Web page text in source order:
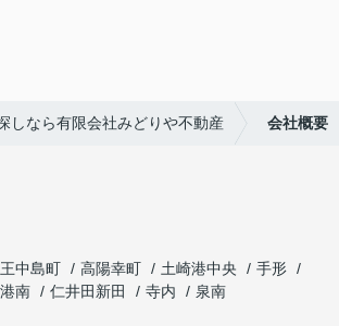
しなら有限会社みどりや不動産 会社概要
中島町 高陽幸町 土崎港中央
手形
南 仁井田新田 寺内
泉南